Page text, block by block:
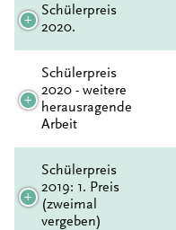
Schülerpreis
2020.
Schülerpreis
2020 - weitere
herausragende
Arbeit
Schülerpreis
2019: 1. Preis
(zweimal
vergeben)